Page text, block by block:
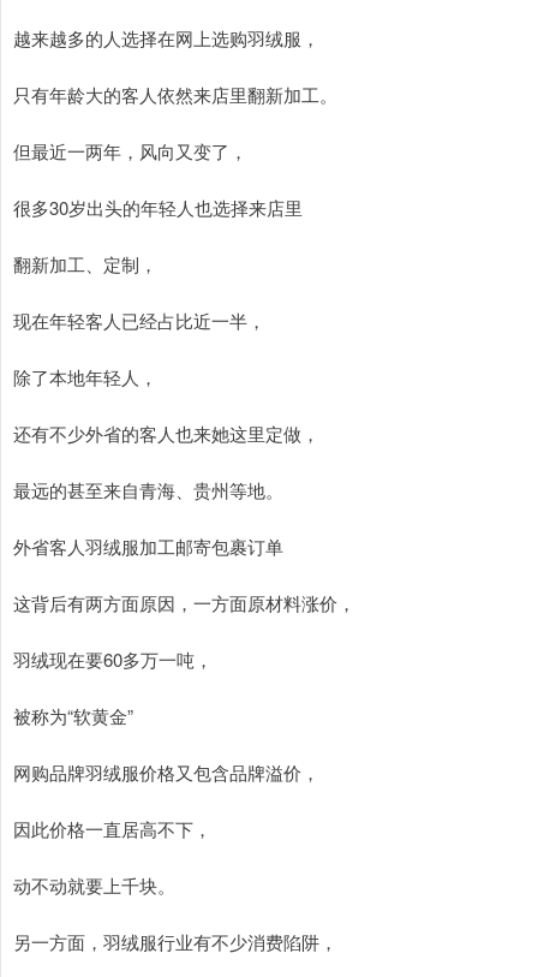
越来越多的人选择在网上选购羽绒服，
只有年龄大的客人依然来店里翻新加工。
但最近一两年，风向又变了，
很多30岁出头的年轻人也选择来店里
翻新加工、定制，
现在年轻客人已经占比近一半，
除了本地年轻人，
还有不少外省的客人也来她这里定做，
最远的甚至来自青海、贵州等地。
外省客人羽绒服加工邮寄包裹订单
这背后有两方面原因，一方面原材料涨价，
羽绒现在要60多万一吨，
被称为“软黄金”
网购品牌羽绒服价格又包含品牌溢价，
因此价格一直居高不下，
动不动就要上千块。
另一方面，羽绒服行业有不少消费陷阱，